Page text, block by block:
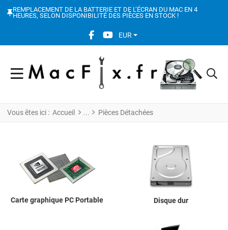
REMPLACEMENT DE LA BATTERIE ET DE L’ÉCRAN DU MAC EN 4
HEURES, SELON DISPONIBILITÉ DES PIÈCES EN STOCK !
FACEBOOK SOCIAL LINK
YOUTUBE SOCIAL LINK
EUR
Vous êtes ici : Accueil Pièces Détachées
Carte graphique PC Portable Disque dur